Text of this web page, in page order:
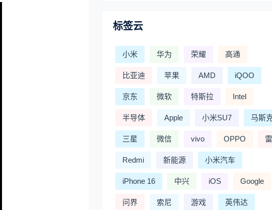
标签云
小米 华为 荣耀 高通
比亚迪 苹果 AMD iQOO
京东 微软 特斯拉 Intel
半导体 Apple 小米SU7 马斯
三星 微信 vivo OPPO
Redmi 新能源 小米汽车
iPhone 16 中兴 iOS Google
问界 索尼 游戏 英伟达